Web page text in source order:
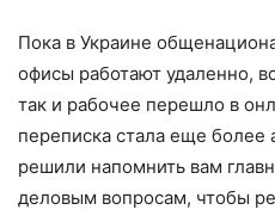
Пока в Украине
офисы работают удаленно,
так и рабочее перешло в
переписка стала еще более
решили напомнить вам
деловым вопросам, чтобы